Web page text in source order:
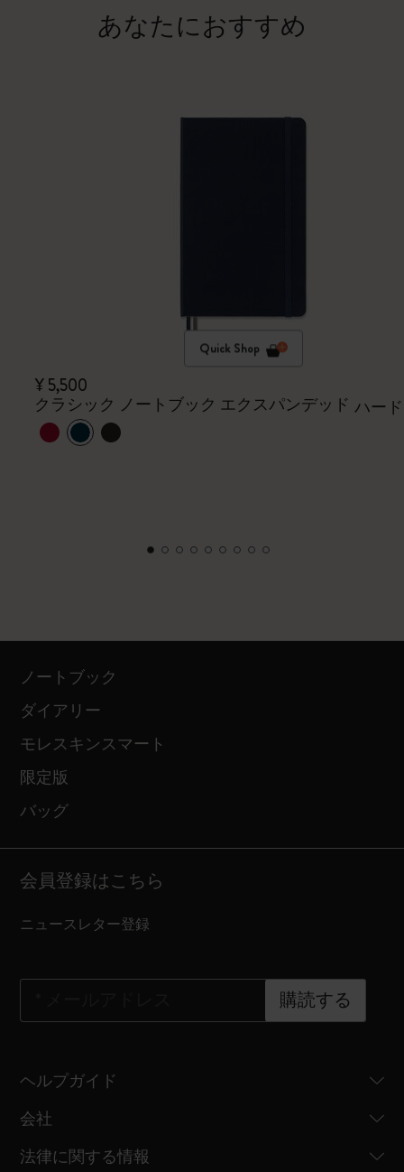
あなたにおすすめ
Quick Shop
¥ 5,500
クラシック ノートブック エクスパンデッド ハー
ノートブック
ダイアリー
モレスキンスマート
限定版
バッグ
会員登録はこちら
ニュースレター登録
購読する
ヘルプガイド
会社
法律に関する情報